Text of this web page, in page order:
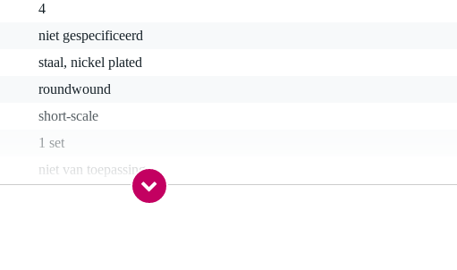
4
niet gespecificeerd
staal, nickel plated
roundwound
short-scale
1 set
niet van toepassing